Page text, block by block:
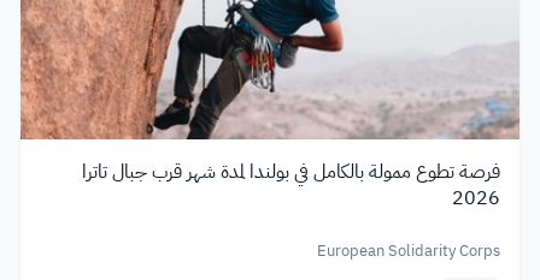
فرصة تطوع ممولة بالكامل في بولندا لمدة شهر قرب جبال تاترا
2026
European Solidarity Corps